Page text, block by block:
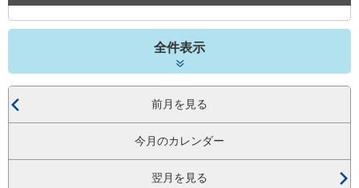
全件表示
前月を見る
今月のカレンダー
翌月を見る